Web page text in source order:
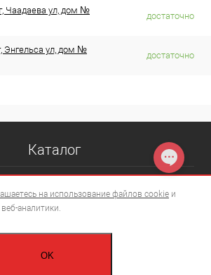
Чаадаева ул, дом №
достаточно
Энгельса ул, дом №
достаточно
Каталог
на использование файлов cookie и
аналитики.
OK